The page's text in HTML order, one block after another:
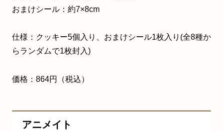
おまけシール：約7×8cm
仕様：クッキー5個入り、おまけシール1枚入り(全8種か
らランダムで1枚封入)
価格：864円（税込）
アニメイト